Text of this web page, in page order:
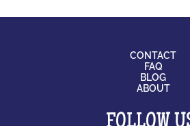
CONTACT
FAQ
BLOG
ABOUT